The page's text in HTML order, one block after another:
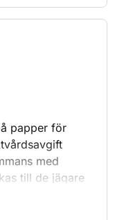
din nätbank
kan
börjar den 1
och välj Finlands
papper för
med
till de jägare
minst en